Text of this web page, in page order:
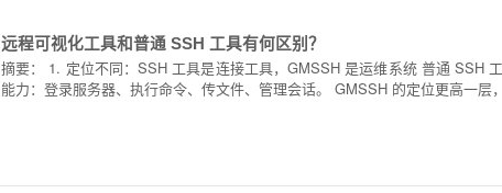
远程可视化工具和普通 SSH 工具有何区别？
摘要： 1. 定位不同：SSH 工具是连接工具，GMSSH 是运维系统 普通 SSH
能力：登录服务器、执行命令、传文件、管理会话。 GMSSH 的定位更高一